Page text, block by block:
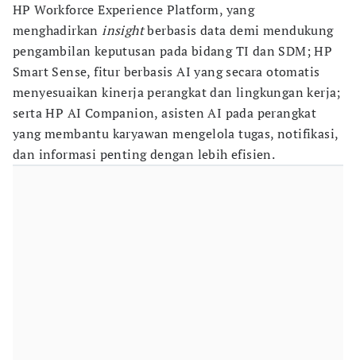
HP Workforce Experience Platform, yang
menghadirkaninsightberbasis data demi mendukung
pengambilan keputusan pada bidang TI dan SDM; HP
Smart Sense, fitur berbasis AI yang secara otomatis
menyesuaikan kinerja perangkat dan lingkungan kerja;
serta HP AI Companion, asisten AI pada perangkat
yang membantu karyawan mengelola tugas, notifikasi,
dan informasi penting dengan lebih efisien.